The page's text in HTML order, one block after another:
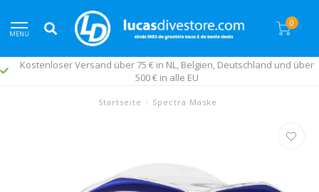
MENU
0
75 € in NL, Belgien, Deutschland und über
Startseite / Spectra Maske